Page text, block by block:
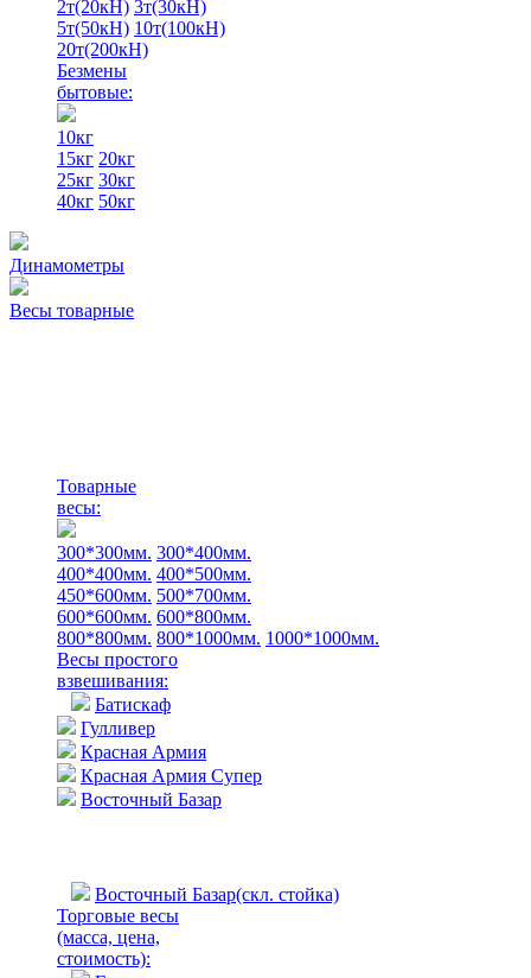
2т(20кН) 3т(30кН)
5т(50кН) 10т(100кН)
20т(200кН)
Безмены
бытовые:
10кг
15кг 20кг
25кг 30кг
40кг 50кг
Динамометры
Весы товарные
Товарные
весы:
300*300мм. 300*400мм.
400*400мм. 400*500мм.
450*600мм. 500*700мм.
600*600мм. 600*800мм.
800*800мм. 800*1000мм. 1000*1000мм.
Весы простого
взвешивания:
Батискаф
Гулливер
Красная Армия
Красная Армия Супер
Восточный Базар
Восточный Базар(скл. стойка)
Торговые весы
(масса, цена,
стоимость):